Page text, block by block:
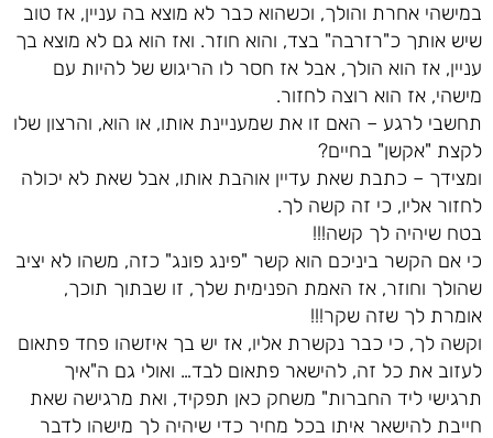
במישהי אחרת והולך, וכשהוא כבר לא מוצא בה עניין, אז טוב
שיש אותך כ"רזרבה" בצד, והוא חוזר. ואז הוא גם לא מוצא בך
עניין, אז הוא הולך, אבל אז חסר לו הריגוש של להיות עם
מישהי, אז הוא רוצה לחזור.
תחשבי לרגע – האם זו את שמעניינת אותו, או הוא, והרצון שלו
לקצת "אקשן" בחיים?
ומצידך – כתבת שאת עדיין אוהבת אותו, אבל שאת לא יכולה
לחזור אליו, כי זה קשה לך.
בטח שיהיה לך קשה!!!
כי אם הקשר ביניכם הוא קשר "פינג פונג" כזה, משהו לא יציב
שהולך וחוזר, אז האמת הפנימית שלך, זו שבתוך תוכך,
אומרת לך שזה שקר!!!
וקשה לך, כי כבר נקשרת אליו, אז יש בך איזשהו פחד פתאום
לעזוב את כל זה, להישאר פתאום לבד… ואולי גם ה"איך
תרגישי ליד החברות" משחק כאן תפקיד, ואת מרגישה שאת
חייבת להישאר איתו בכל מחיר כדי שיהיה לך מישהו לדבר